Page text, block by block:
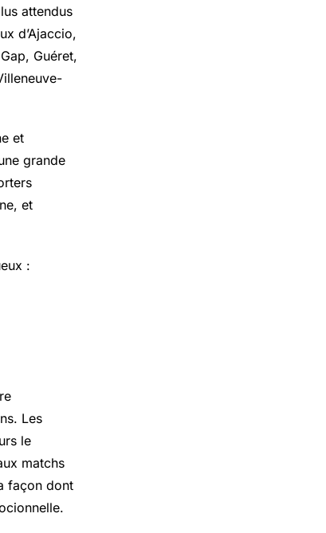
attendus
d’Ajaccio,
Guéret,
et
grande
et
:
Les
le
matchs
façon dont